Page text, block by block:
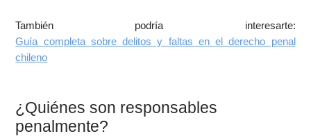
También podría interesarte:
Guía completa sobre delitos y faltas en el derecho penal
chileno
¿Quiénes son responsables
penalmente?